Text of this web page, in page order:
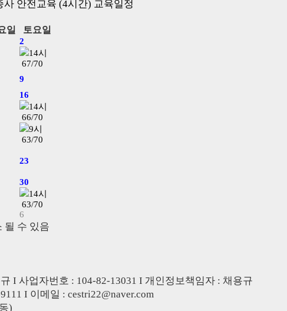
안전교육 (4시간) 교육일정
일 토요일
2
14시
67/70
9
16
14시
66/70
9시
63/70
23
30
14시
63/70
6
될 수 있음
I 사업자번호 : 104-82-13031 I 개인정보책임자 : 채용규
I 이메일 : cestri22@naver.com
)